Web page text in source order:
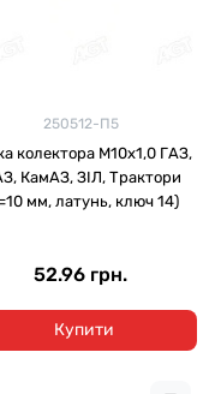
250512-П5
колектора М10х1,0 ГАЗ,
КамАЗ, ЗІЛ, Трактори
мм, латунь, ключ 14)
52.96 грн.
Купити